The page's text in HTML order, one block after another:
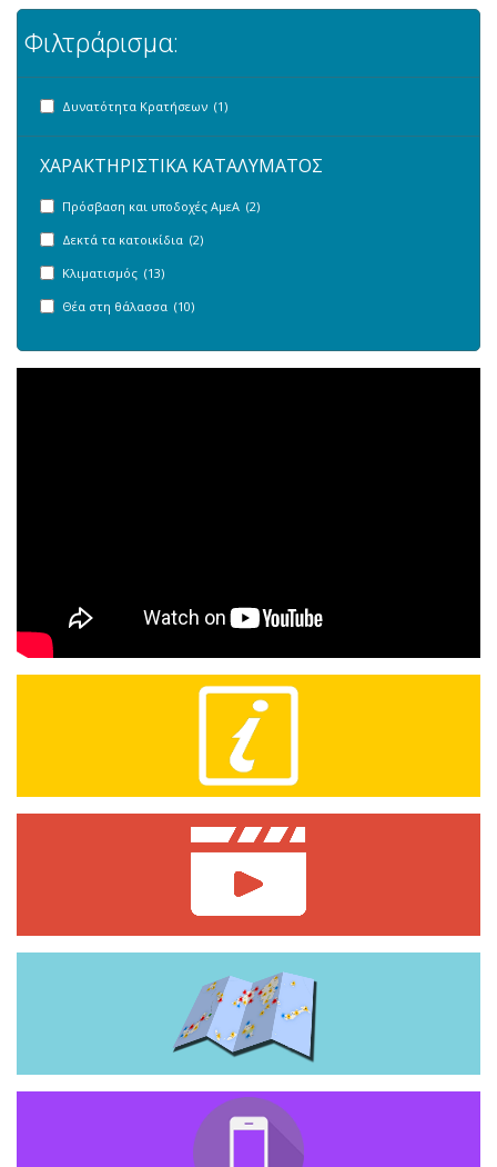
Φιλτράρισμα:
Δυνατότητα Κρατήσεων (1)
ΧΑΡΑΚΤΗΡΙΣΤΙΚΑ ΚΑΤΑΛΥΜΑΤΟΣ
Πρόσβαση και υποδοχές ΑμεΑ (2)
Δεκτά τα κατοικίδια (2)
Κλιματισμός (13)
Θέα στη θάλασσα (10)